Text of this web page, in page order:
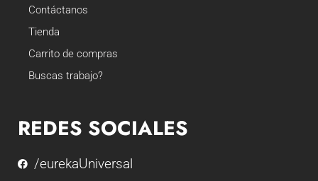
Contáctanos
Tienda
Carrito de compras
Buscas trabajo?
REDES SOCIALES
/eurekaUniversal